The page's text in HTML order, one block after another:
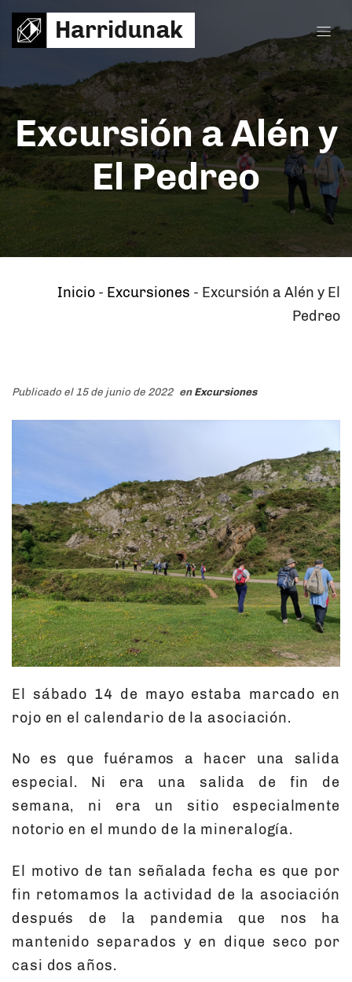
Excursión a Alén y
El Pedreo
Inicio - Excursiones - Excursión a Alén y El
Pedreo
Publicado el 15 de junio de 2022 enExcursiones
El sábado 14 de mayo estaba marcado en
rojo en el calendario de la asociación.
No es que fuéramos a hacer una salida
especial. Ni era una salida de fin de
semana, ni era un sitio especialmente
notorio en el mundo de la mineralogía.
El motivo de tan señalada fecha es que por
fin retomamos la actividad de la asociación
después de la pandemia que nos ha
mantenido separados y en dique seco por
casi dos años.